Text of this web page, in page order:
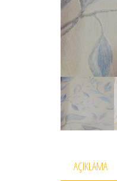
AÇIKLAMA